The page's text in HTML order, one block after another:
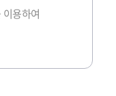
용하여